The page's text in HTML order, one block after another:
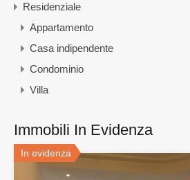
Residenziale
Appartamento
Casa indipendente
Condominio
Villa
Immobili In Evidenza
In evidenza